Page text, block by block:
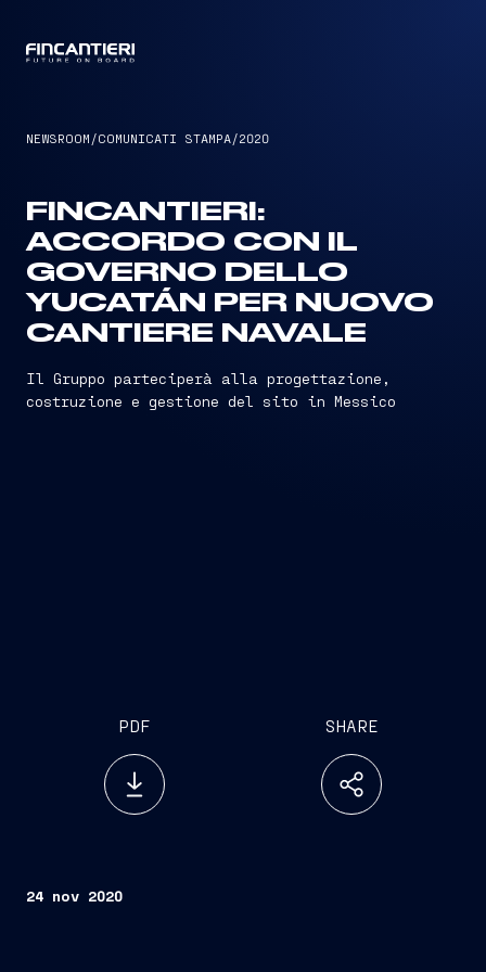
NEWSROOM /COMUNICATI STAMPA/2020
FINCANTIERI:
ACCORDO CON IL
GOVERNO DELLO
YUCATÁN PER NUOVO
CANTIERE NAVALE
Il Gruppo parteciperà alla progettazione,
costruzione e gestione del sito in Messico
PDF SHARE
24 nov 2020